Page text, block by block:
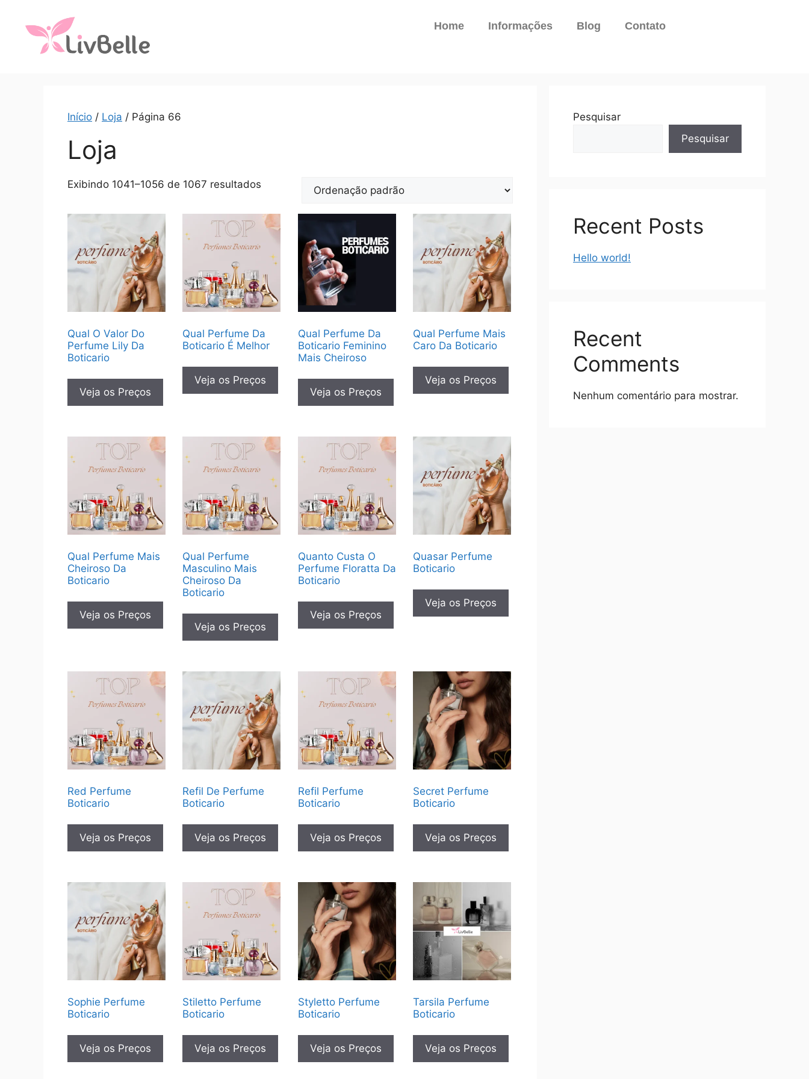
Home Informações Blog Contato
Início / Loja / Página 66
Loja
Exibindo 1041–1056 de 1067 resultados
Qual O Valor Do
Perfume Lily Da
Boticario
Veja os Preços
Qual Perfume Da
Boticario É Melhor
Veja os Preços
Qual Perfume Da
Boticario Feminino
Mais Cheiroso
Veja os Preços
Qual Perfume Mais
Caro Da Boticario
Veja os Preços
Qual Perfume Mais
Cheiroso Da
Boticario
Veja os Preços
Qual Perfume
Masculino Mais
Cheiroso Da
Boticario
Veja os Preços
Quanto Custa O
Perfume Floratta Da
Boticario
Veja os Preços
Quasar Perfume
Boticario
Veja os Preços
Red Perfume
Boticario
Veja os Preços
Refil De Perfume
Boticario
Veja os Preços
Refil Perfume
Boticario
Veja os Preços
Secret Perfume
Boticario
Veja os Preços
Sophie Perfume
Boticario
Veja os Preços
Stiletto Perfume
Boticario
Veja os Preços
Styletto Perfume
Boticario
Veja os Preços
Tarsila Perfume
Boticario
Veja os Preços
Pesquisar
Pesquisar
Recent Posts
Hello world!
Recent
Comments
Nenhum comentário para mostrar.